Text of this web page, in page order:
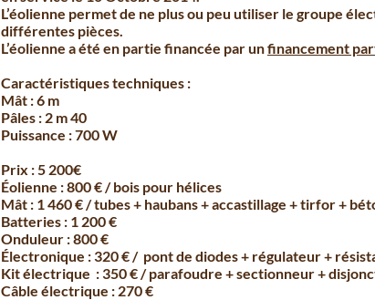
L’éolienne permet de ne plus ou peu utiliser le groupe
différentes pièces.
L’éolienne a été en partie financée par unfinancement
Caractéristiques techniques :
Mât : 6 m
Pâles : 2 m 40
Puissance : 700 W
Prix : 5 200€
Éolienne : 800 € / bois pour hélices
Mât : 1 460 € / tubes + haubans + accastillage + tirfor +
Batteries : 1 200 €
Onduleur : 800 €
Électronique : 320 € / pont de diodes + régulateur +
Kit électrique : 350 € / parafoudre + sectionneur +
Câble électrique : 270 €